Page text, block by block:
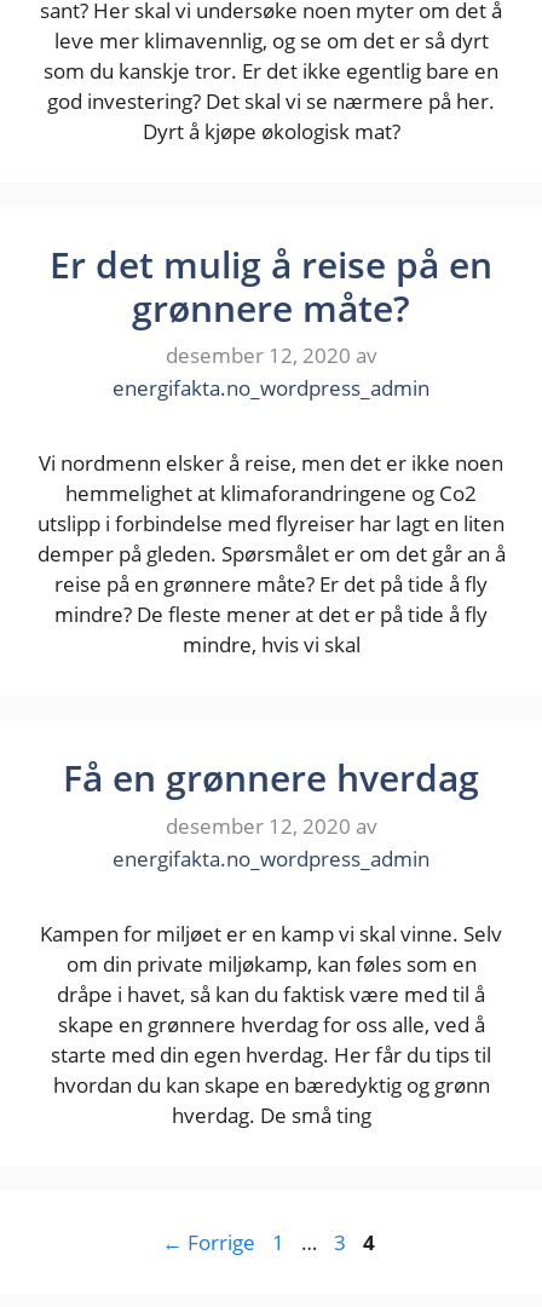
sant? Her skal vi undersøke noen myter om det å
leve mer klimavennlig, og se om det er så dyrt
som du kanskje tror. Er det ikke egentlig bare en
god investering? Det skal vi se nærmere på her.
Dyrt å kjøpe økologisk mat?
Er det mulig å reise på en
grønnere måte?
desember 12, 2020 av
energifakta.no_wordpress_admin
Vi nordmenn elsker å reise, men det er ikke noen
hemmelighet at klimaforandringene og Co2
utslipp i forbindelse med flyreiser har lagt en liten
demper på gleden. Spørsmålet er om det går an å
reise på en grønnere måte? Er det på tide å fly
mindre? De fleste mener at det er på tide å fly
mindre, hvis vi skal
Få en grønnere hverdag
desember 12, 2020 av
energifakta.no_wordpress_admin
Kampen for miljøet er en kamp vi skal vinne. Selv
om din private miljøkamp, kan føles som en
dråpe i havet, så kan du faktisk være med til å
skape en grønnere hverdag for oss alle, ved å
starte med din egen hverdag. Her får du tips til
hvordan du kan skape en bæredyktig og grønn
hverdag. De små ting
← Forrige Side
1 … Side
3 Side
4